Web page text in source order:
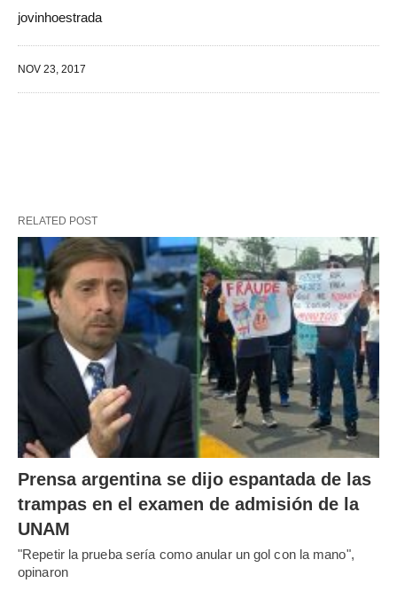
jovinhoestrada
NOV 23, 2017
RELATED POST
Prensa argentina se dijo espantada de las
trampas en el examen de admisión de la
UNAM
"Repetir la prueba sería como anular un gol con la mano",
opinaron